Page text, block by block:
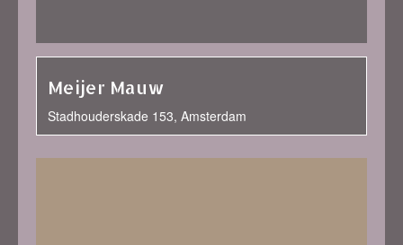
Meijer Mauw
Stadhouderskade 153, Amsterdam